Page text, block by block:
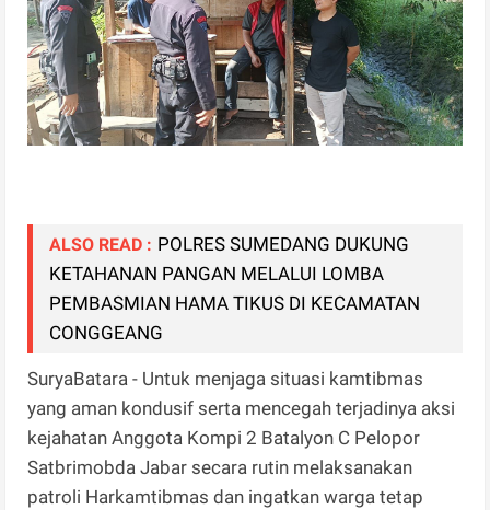
ALSO READ : POLRES SUMEDANG DUKUNG
KETAHANAN PANGAN MELALUI LOMBA
PEMBASMIAN HAMA TIKUS DI KECAMATAN
CONGGEANG
SuryaBatara - Untuk menjaga situasi kamtibmas
yang aman kondusif serta mencegah terjadinya aksi
kejahatan Anggota Kompi 2 Batalyon C Pelopor
Satbrimobda Jabar secara rutin melaksanakan
patroli Harkamtibmas dan ingatkan warga tetap